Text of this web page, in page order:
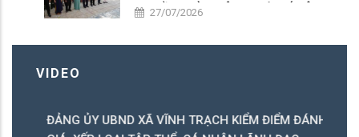
50 PHẦN QUÀ TRI ÂN NGƯỜI CÓ CÔNG
27/07/2026
VIDEO
ĐẢNG ỦY UBND XÃ VĨNH TRẠCH KIỂM ĐIỂM ĐÁNH